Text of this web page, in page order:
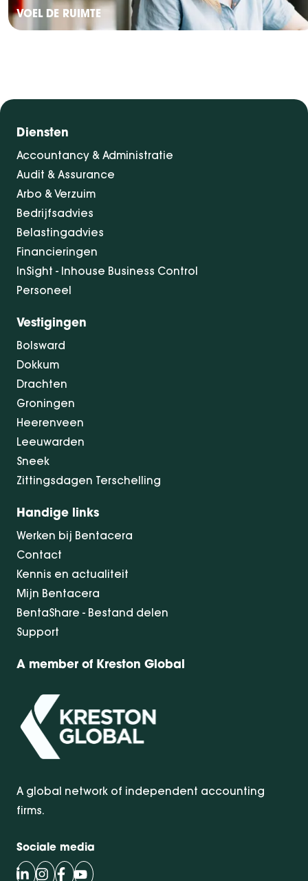
VOEL DE RUIMTE
Diensten
Accountancy & Administratie
Audit & Assurance
Arbo & Verzuim
Bedrijfsadvies
Belastingadvies
Financieringen
InSight - Inhouse Business Control
Personeel
Vestigingen
Bolsward
Dokkum
Drachten
Groningen
Heerenveen
Leeuwarden
Sneek
Zittingsdagen Terschelling
Handige links
Werken bij Bentacera
Contact
Kennis en actualiteit
Mijn Bentacera
BentaShare - Bestand delen
Support
A member of Kreston Global
A global network of independent accounting
firms.
Sociale media